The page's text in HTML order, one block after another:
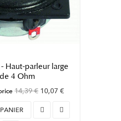
- Haut-parleur large
4 Ohm
14,39 € 10,07 €